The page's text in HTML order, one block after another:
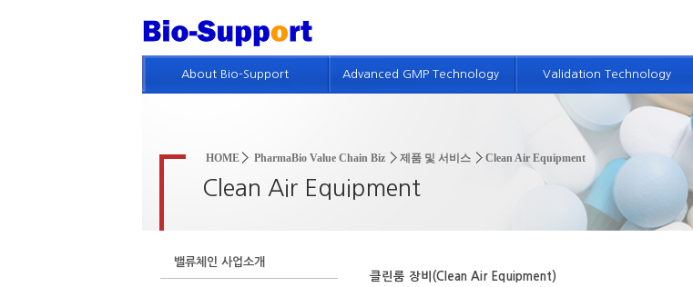
HOME PharmaBio Value Chain Biz 제품 및 서비스 Clean Air Equipment
Clean Air Equipment
밸류체인 사업소개
About Bio-Support
특허현황
Advanced GMP Technology Validation Technology
밸리데이션 기술 소개
개념설계 기술
적격성평가 및 밸리데이션 기술
컴퓨터시스템 밸리데이션 기술
측정장비 보유현황
클린룸 장비(Clean Air Equipment)